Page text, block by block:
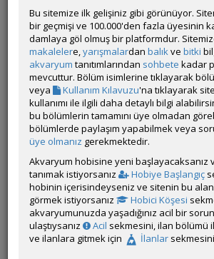
Kullanıcı Adı:
Khatrom
Kullanıcı Grubu:
Forum Üyesi
Geri Bildirimleri:
0 adet mevcut.
Aldığı Beğeni:
2
Hesap Durumu:
Aktif
Durumu:
Çevrim Dışı
Üyelik Tarihi:
26 Nisan 2026
Son Ziyaret:
12 Temmuz
Toplam Mesaj:
11 [0.10 Gün
Paylaşım Sayisı:
11 (Son 6 Ay)
İlan Sayisı:
Üyenin Mesaj ve İlanlarını Gör
Üyenin Açtığı Konuları Gör
Üyenin ÖM Engelini Kaldır
Bu sitemize ilk gelişiniz gibi görünüyor.
bir geçmişi ve 100.000'den fazla üyesinin
damlaya göl olmuş bir platformdur.
makalelere,yarışmalardan balıkve bitki
akvaryum tanıtımlarından sohbete kadar
mevcuttur. Bölüm isimlerine tıklayarak
veya
Kullanım Kılavuzu'na tıklayarak
kullanımı ile ilgili daha detaylı bilgi
bu bölümlerin tamamını üye olmadan
bölümlerde paylaşım yapabilmek veya
üye olmanız gerekmektedir.
Akvaryum hobisine yeni başlayacaksanız
tanımak istiyorsanız
Hobiye Başlangıç
hobinin içerisindeyseniz ve sitenin bu
görmek istiyorsanız
Hobici Köşesi
akvaryumunuzda yaşadığınız acil bir
ulaştıysanız
Acil sekmesini, ilan bölümü
ve ilanlara gitmek için
İlanlar